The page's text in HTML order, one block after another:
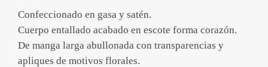
Confeccionado en gasa y satén.
Cuerpo entallado acabado en escote forma corazón.
De manga larga abullonada con transparencias y
apliques de motivos florales.